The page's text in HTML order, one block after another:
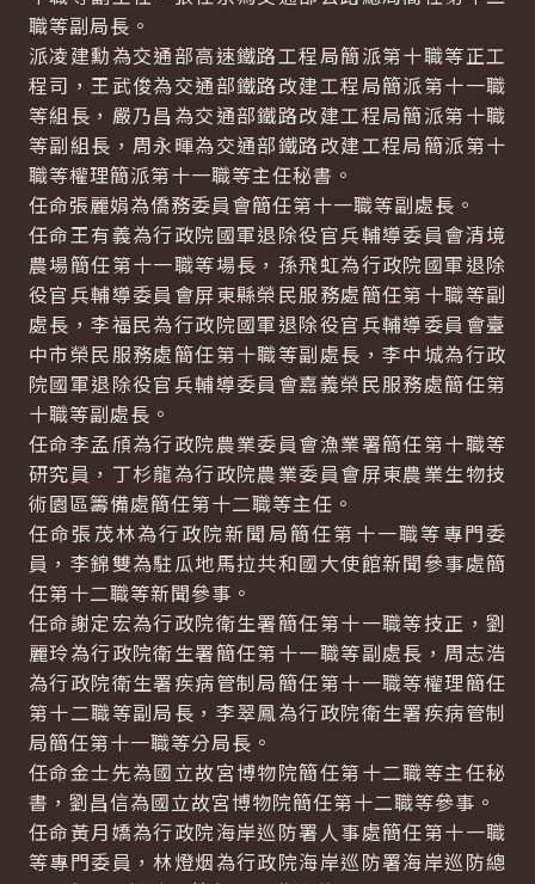
職等副局長。
派凌建勳為交通部高速鐵路工程局簡派第十職等正工
程司，王武俊為交通部鐵路改建工程局簡派第十一職
等組長，嚴乃昌為交通部鐵路改建工程局簡派第十職
等副組長，周永暉為交通部鐵路改建工程局簡派第十
職等權理簡派第十一職等主任秘書。
任命張麗娟為僑務委員會簡任第十一職等副處長。
任命王有義為行政院國軍退除役官兵輔導委員會清境
農場簡任第十一職等場長，孫飛虹為行政院國軍退除
役官兵輔導委員會屏東縣榮民服務處簡任第十職等副
處長，李福民為行政院國軍退除役官兵輔導委員會臺
中市榮民服務處簡任第十職等副處長，李中城為行政
院國軍退除役官兵輔導委員會嘉義榮民服務處簡任第
十職等副處長。
任命李孟頎為行政院農業委員會漁業署簡任第十職等
研究員，丁杉龍為行政院農業委員會屏東農業生物技
術園區籌備處簡任第十二職等主任。
任命張茂林為行政院新聞局簡任第十一職等專門委
員，李錦雙為駐瓜地馬拉共和國大使館新聞參事處簡
任第十二職等新聞參事。
任命謝定宏為行政院衛生署簡任第十一職等技正，劉
麗玲為行政院衛生署簡任第十一職等副處長，周志浩
為行政院衛生署疾病管制局簡任第十一職等權理簡任
第十二職等副局長，李翠鳳為行政院衛生署疾病管制
局簡任第十一職等分局長。
任命金士先為國立故宮博物院簡任第十二職等主任秘
書，劉昌信為國立故宮博物院簡任第十二職等參事。
任命黃月嬌為行政院海岸巡防署人事處簡任第十一職
等專門委員，林燈烟為行政院海岸巡防署海岸巡防總